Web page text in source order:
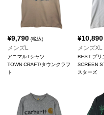
¥9,790 (税込)
メンズL
アニマルTシャツ
TOWN CRAFT/タウンクラフ
ト
¥10,890
メンズXL
BEST プリ
SCREEN
スターズ